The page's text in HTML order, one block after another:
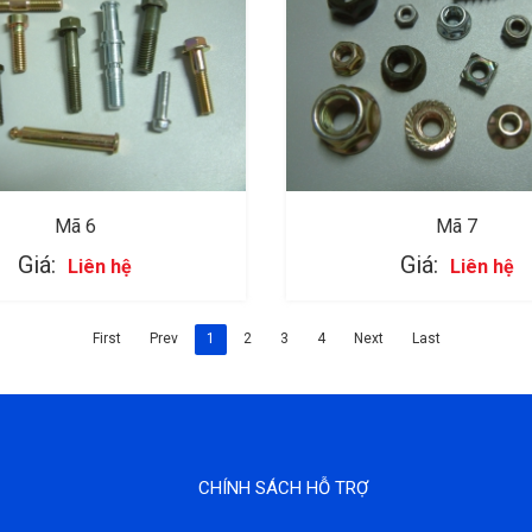
Mã 6
Giá: Liên hệ
Mã 7
Giá: Liên hệ
First Prev 1 2 3 4 Next Last
CHÍNH SÁCH HỖ TRỢ